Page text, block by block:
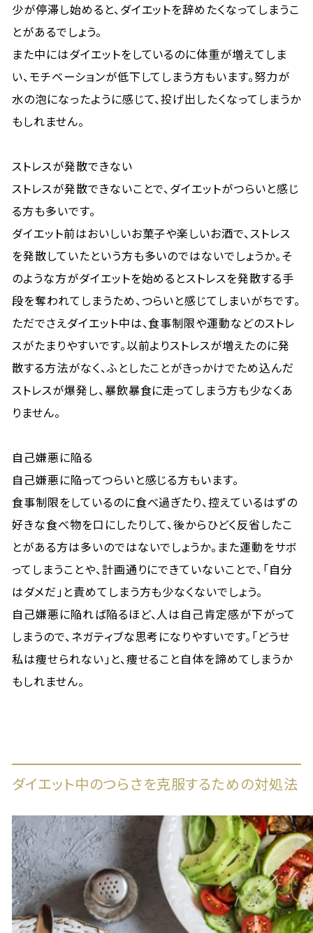
少が停滞し始めると、ダイエットを辞めたくなってしまうこ
とがあるでしょう。
また中にはダイエットをしているのに体重が増えてしま
い、モチベーションが低下してしまう方もいます。努力が
水の泡になったように感じて、投げ出したくなってしまうか
もしれません。
ストレスが発散できない
ストレスが発散できないことで、ダイエットがつらいと感じ
る方も多いです。
ダイエット前はおいしいお菓子や楽しいお酒で、ストレス
を発散していたという方も多いのではないでしょうか。そ
のような方がダイエットを始めるとストレスを発散する手
段を奪われてしまうため、つらいと感じてしまいがちです。
ただでさえダイエット中は、食事制限や運動などのストレ
スがたまりやすいです。以前よりストレスが増えたのに発
散する方法がなく、ふとしたことがきっかけでため込んだ
ストレスが爆発し、暴飲暴食に走ってしまう方も少なくあ
りません。
自己嫌悪に陥る
自己嫌悪に陥ってつらいと感じる方もいます。
食事制限をしているのに食べ過ぎたり、控えているはずの
好きな食べ物を口にしたりして、後からひどく反省したこ
とがある方は多いのではないでしょうか。また運動をサボ
ってしまうことや、計画通りにできていないことで、「自分
はダメだ」と責めてしまう方も少なくないでしょう。
自己嫌悪に陥れば陥るほど、人は自己肯定感が下がって
しまうので、ネガティブな思考になりやすいです。「どうせ
私は痩せられない」と、痩せること自体を諦めてしまうか
もしれません。
ダイエット中のつらさを克服するための対処法